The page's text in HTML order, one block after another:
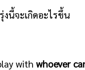
งนี้จะเกิดอะไรขึ้น
with whoever